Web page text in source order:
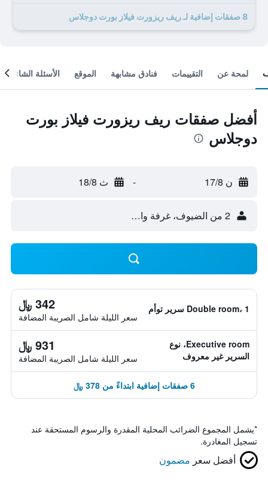
8 صفقات إضافية لـ ريف ريزورت فيلاز بورت دوجلاس
لمحة عن التقييمات فنادق مشابهة الموقع الأسئلة الشائعة
أفضل صفقات ريف ريزورت فيلاز بورت
دوجلاس
ن 17/8 - ث 18/8
2 من الضيوف، غرفة واحدة
Double room، 1 سرير توأم 342 ﷼
سعر الليلة شامل الصريبة المضافة
Executive room، نوع
السرير غير معروف
931 ﷼
سعر الليلة شامل الصريبة المضافة
6 صفقات إضافية ابتداءً من 378 ﷼
*يشمل المجموع الضرائب المحلية المقدرة والرسوم المستحقة عند
تسجيل المغادرة.
أفضل سعر مضمون